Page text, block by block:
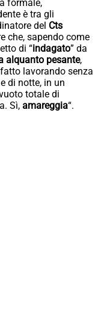
formale,
è tra gli
del Cts
che, sapendo come
di “indagato” da
alquanto pesante,
lavorando senza
di notte, in un
totale di
Sì, amareggia“.